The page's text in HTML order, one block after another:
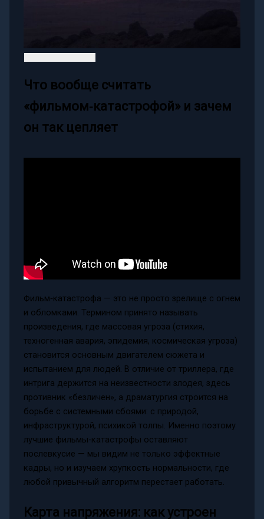
Что вообще считать
«фильмом‑катастрофой» и зачем
он так цепляет
Фильм‑катастрофа — это не просто зрелище с огнем
и обломками. Термином принято называть
произведения, где массовая угроза (стихия,
техногенная авария, эпидемия, космическая угроза)
становится основным двигателем сюжета и
испытанием для людей. В отличие от триллера, где
интрига держится на неизвестности злодея, здесь
противник «безличен», а драматургия строится на
борьбе с системными сбоями: с природой,
инфраструктурой, психикой толпы. Именно поэтому
лучшие фильмы-катастрофы оставляют
послевкусие — мы видим не только эффектные
кадры, но и изучаем хрупкость нормальности, где
любой привычный алгоритм перестает работать.
Карта напряжения: как устроен